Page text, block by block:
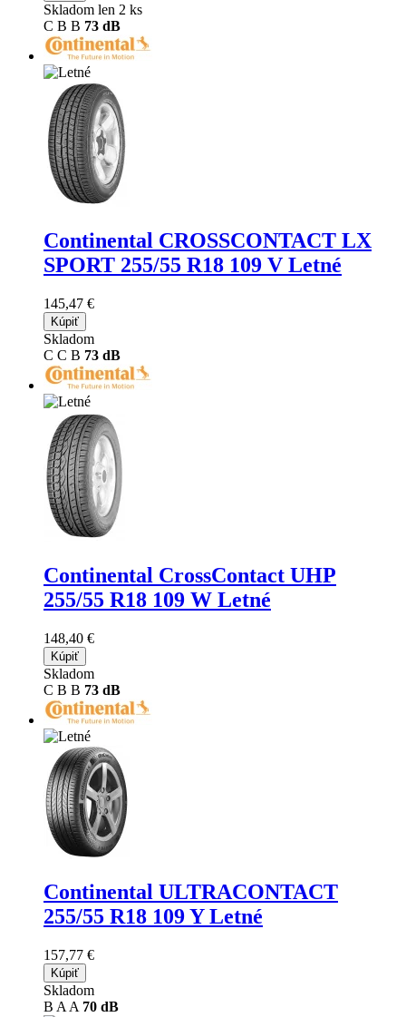
Skladom len 2 ks
C B B 73 dB
Continental CROSSCONTACT LX
SPORT 255/55 R18 109 V Letné
145,47 €
Kúpiť
Skladom
C C B 73 dB
Continental CrossContact UHP
255/55 R18 109 W Letné
148,40 €
Kúpiť
Skladom
C B B 73 dB
Continental ULTRACONTACT
255/55 R18 109 Y Letné
157,77 €
Kúpiť
Skladom
B A A 70 dB